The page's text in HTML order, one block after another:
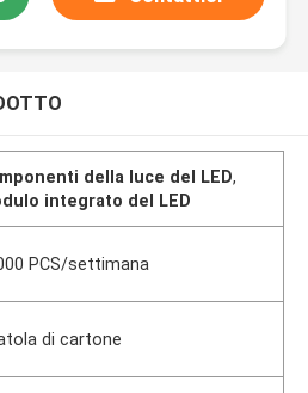
della luce del LED,
integrato del LED
PCS/settimana
di cartone